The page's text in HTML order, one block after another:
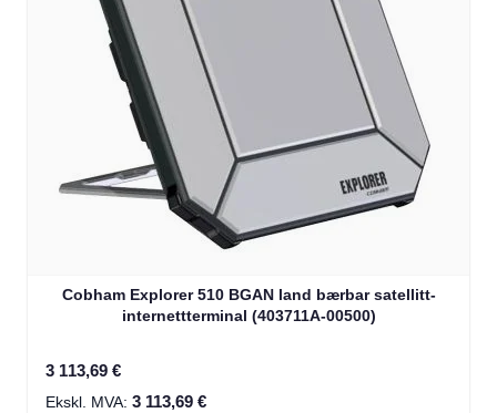
Cobham Explorer 510 BGAN land bærbar satellitt-
internettterminal (403711A-00500)
3 113,69 €
3 113,69 €